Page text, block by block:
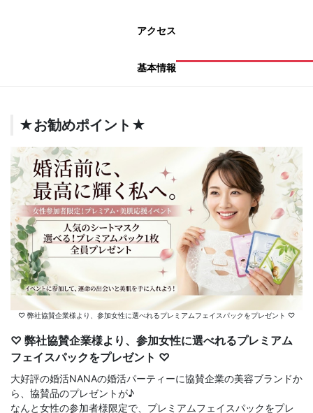
アクセス
基本情報
★お勧めポイント★
♡ 弊社協賛企業様より、参加女性に選べれるプレミアムフェイスパックをプレゼント ♡
♡ 弊社協賛企業様より、参加女性に選べれるプレミアム
フェイスパックをプレゼント ♡
大好評の婚活NANAの婚活パーティーに協賛企業の美容ブランドか
ら、協賛品のプレゼントが♪
なんと女性の参加者様限定で、プレミアムフェイスパックをプレ